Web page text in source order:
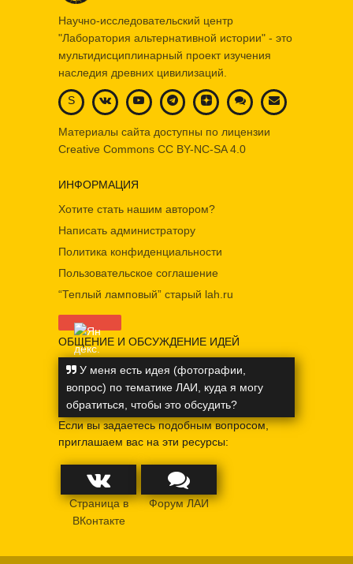
Научно-исследовательский центр
"Лаборатория альтернативной истории" - это
мультидисциплинарный проект изучения
наследия древних цивилизаций.
S
Материалы сайта доступны по лицензии
Creative Commons CC BY-NC-SA 4.0
ИНФОРМАЦИЯ
Хотите стать нашим автором?
Написать администратору
Политика конфиденциальности
Пользовательское соглашение
“Теплый ламповый” старый lah.ru
ОБЩЕНИЕ И ОБСУЖДЕНИЕ ИДЕЙ
У меня есть идея (фотографии,
вопрос) по тематике ЛАИ, куда я могу
обратиться, чтобы это обсудить?
Если вы задаетесь подобным вопросом,
приглашаем вас на эти ресурсы:
Страница в
ВКонтакте
Форум ЛАИ